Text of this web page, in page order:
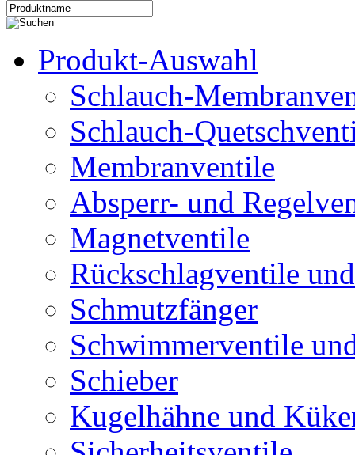
Produkt-Auswahl
Schlauch-
Schlauch-
Membranventile
Absperr- und
Magnetventile
Rückschlagventile
Schmutzfänger
Schwimmerventile
Schieber
Kugelhähne und